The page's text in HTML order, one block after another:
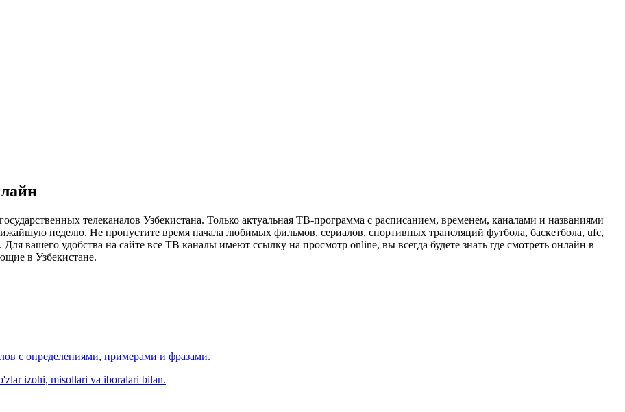
телеканалов Узбекистана. Только актуальная ТВ-программа с расписанием, временем, каналами и названиями
неделю. Не пропустите время начала любимых фильмов, сериалов, спортивных трансляций футбола, баскетбола, ufc,
вашего удобства на сайте все ТВ каналы имеют ссылку на просмотр online, вы всегда будете знать где смотреть онлайн в
в Узбекистане.
с определениями, примерами и фразами.
izohi, misollari va iboralari bilan.